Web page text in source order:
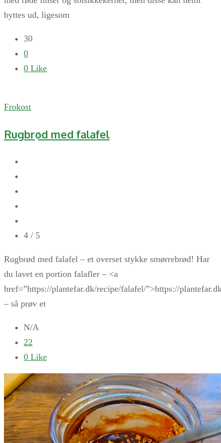
byttes ud, ligesom
30
0
0 Like
Frokost
Rugbrød med falafel
4 / 5
Rugbrød med falafel – et overset stykke smørrebrød! Har
du lavet en portion falafler – <a
href=”https://plantefar.dk/recipe/falafel/”>https://
– så prøv et
N/A
22
0 Like